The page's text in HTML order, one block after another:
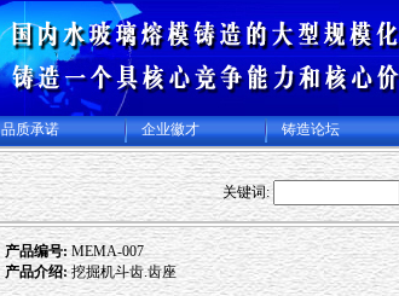
品质承诺 企业徽才 铸造论坛
关键词:
产品编号: MEMA-007
产品介绍:挖掘机斗齿.齿座